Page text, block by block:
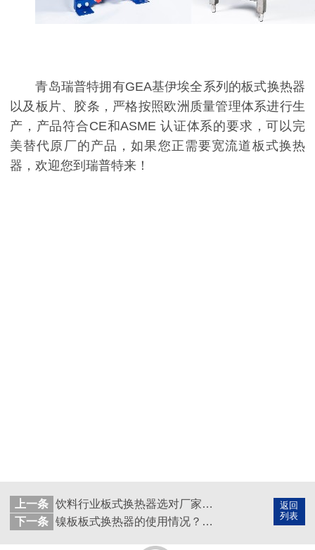
青岛瑞普特拥有GEA基伊埃全系列的板式换热器
以及板片、胶条，严格按照欧洲质量管理体系进行生
产，产品符合CE和ASME 认证体系的要求，可以完
美替代原厂的产品，如果您正需要宽流道板式换热
器，欢迎您到瑞普特来！
返回
列表
上一条
饮料行业板式换热器选对厂家很重要，到底应该如何选择？
下一条
镍板板式换热器的使用情况？请看这里！